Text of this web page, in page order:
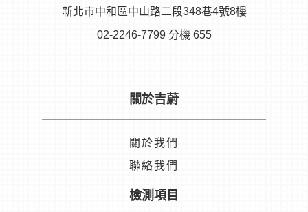
新北市中和區中山路二段348巷4號8樓
02-2246-7799 分機 655
關於吉蔚
關於我們
聯絡我們
檢測項目